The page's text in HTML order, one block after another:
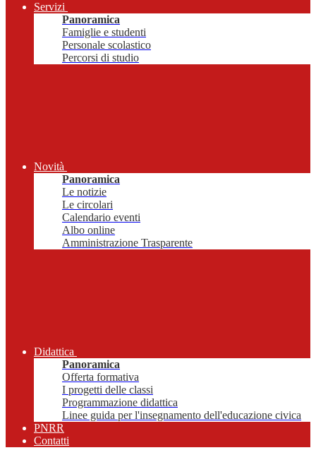
Servizi
Panoramica
Famiglie e studenti
Personale scolastico
Percorsi di studio
Novità
Panoramica
Le notizie
Le circolari
Calendario eventi
Albo online
Amministrazione Trasparente
Didattica
Panoramica
Offerta formativa
I progetti delle classi
Programmazione didattica
Linee guida per l'insegnamento dell'educazione civica
PNRR
Contatti